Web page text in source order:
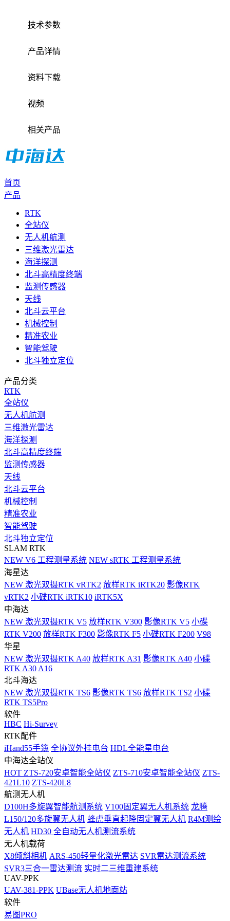
技术参数
产品详情
资料下载
视频
相关产品
首页
产品
RTK
全站仪
无人机航测
三维激光雷达
海洋探测
北斗高精度终端
监测传感器
天线
北斗云平台
机械控制
精准农业
智能驾驶
北斗独立定位
产品分类
RTK
全站仪
无人机航测
三维激光雷达
海洋探测
北斗高精度终端
监测传感器
天线
北斗云平台
机械控制
精准农业
智能驾驶
北斗独立定位
SLAM RTK
NEW V6 工程测量系统 NEW sRTK 工程测量系统
海星达
NEW 激光双摄RTK vRTK2 放样RTK iRTK20 影像RTK
vRTK2 小碟RTK iRTK10 iRTK5X
中海达
NEW 激光双摄RTK V5 放样RTK V300 影像RTK V5 小碟
RTK V200 放样RTK F300 影像RTK F5 小碟RTK F200 V98
华星
NEW 激光双摄RTK A40 放样RTK A31 影像RTK A40 小碟
RTK A30 A16
北斗海达
NEW 激光双摄RTK TS6 影像RTK TS6 放样RTK TS2 小碟
RTK TS5Pro
软件
HBC Hi-Survey
RTK配件
iHand55手簿 全协议外挂电台 HDL全能星电台
中海达全站仪
HOT ZTS-720安卓智能全站仪 ZTS-710安卓智能全站仪 ZTS-
421L10 ZTS-420L8
航测无人机
D100H多旋翼智能航测系统 V100固定翼无人机系统 龙腾
L150/120多旋翼无人机 蜂虎垂直起降固定翼无人机 R4M测绘
无人机 HD30 全自动无人机测流系统
无人机载荷
X8倾斜相机 ARS-450轻量化激光雷达 SVR雷达测流系统
SVR3三合一雷达测流 实时二三维重建系统
UAV-PPK
UAV-381-PPK UBase无人机地面站
软件
易图PRO